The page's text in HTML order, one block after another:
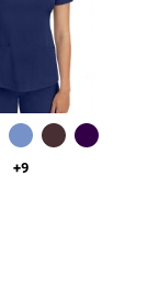
обзор
+9